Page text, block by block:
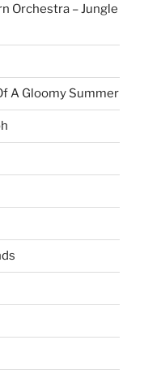
Orchestra – Jungle
A Gloomy Summer